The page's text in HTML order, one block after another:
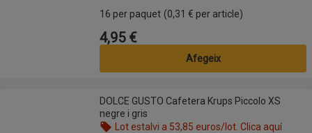
16 per paquet (0,31 € per article)
Preu
4,95 €
Afegeix
DOLCE GUSTO Cafetera Krups Piccolo XS negre i gris
DOLCE GUSTO Cafetera Krups Piccolo XS
negre i gris
Lot estalvi a 53,85 euros/lot. Clica aquí